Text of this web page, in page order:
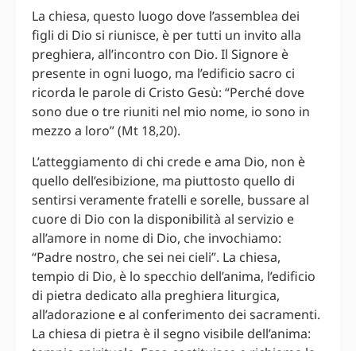
La chiesa, questo luogo dove l’assemblea dei
figli di Dio si riunisce, è per tutti un invito alla
preghiera, all’incontro con Dio. Il Signore è
presente in ogni luogo, ma l’edificio sacro ci
ricorda le parole di Cristo Gesù: “Perché dove
sono due o tre riuniti nel mio nome, io sono in
mezzo a loro” (Mt 18,20).
L’atteggiamento di chi crede e ama Dio, non è
quello dell’esibizione, ma piuttosto quello di
sentirsi veramente fratelli e sorelle, bussare al
cuore di Dio con la disponibilità al servizio e
all’amore in nome di Dio, che invochiamo:
“Padre nostro, che sei nei cieli”. La chiesa,
tempio di Dio, è lo specchio dell’anima, l’edificio
di pietra dedicato alla preghiera liturgica,
all’adorazione e al conferimento dei sacramenti.
La chiesa di pietra è il segno visibile dell’anima: